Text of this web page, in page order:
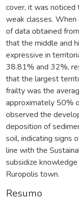
cover, it was noticed
weak classes. When
of data obtained
that the middle and
expressive in
38.81% and 32%,
that the largest
frailty was the
approximately 50%
observed the
deposition of
soil, indicating signs
line with the
subsidize
Ruropolis town.
Resumo